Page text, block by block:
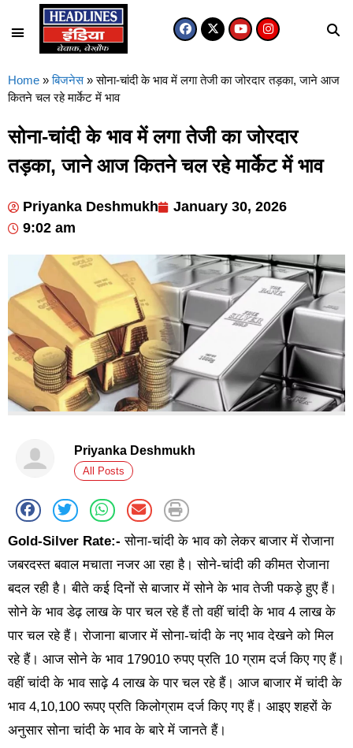
Home » बिजनेस »सोना-चांदी के भाव में लगा तेजी का जोरदार तड़का, जाने आज
कितने चल रहे मार्केट में भाव
सोना-चांदी के भाव में लगा तेजी का जोरदार
तड़का, जाने आज कितने चल रहे मार्केट में भाव
Priyanka Deshmukh
January 30, 2026
9:02 am
Priyanka Deshmukh
All Posts
Gold-Silver Rate:- सोना-चांदी के भाव को लेकर बाजार में रोजाना
जबरदस्त बवाल मचाता नजर आ रहा है। सोने-चांदी की कीमत रोजाना
बदल रही है। बीते कई दिनों से बाजार में सोने के भाव तेजी पकड़े हुए हैं।
सोने के भाव डेढ़ लाख के पार चल रहे हैं तो वहीं चांदी के भाव 4 लाख के
पार चल रहे हैं। रोजाना बाजार में सोना-चांदी के नए भाव देखने को मिल
रहे हैं। आज सोने के भाव 179010 रुपए प्रति 10 ग्राम दर्ज किए गए हैं।
वहीं चांदी के भाव साढ़े 4 लाख के पार चल रहे हैं। आज बाजार में चांदी के
भाव 4,10,100 रूपए प्रति किलोग्राम दर्ज किए गए हैं। आइए शहरों के
अनुसार सोना चांदी के भाव के बारे में जानते हैं।